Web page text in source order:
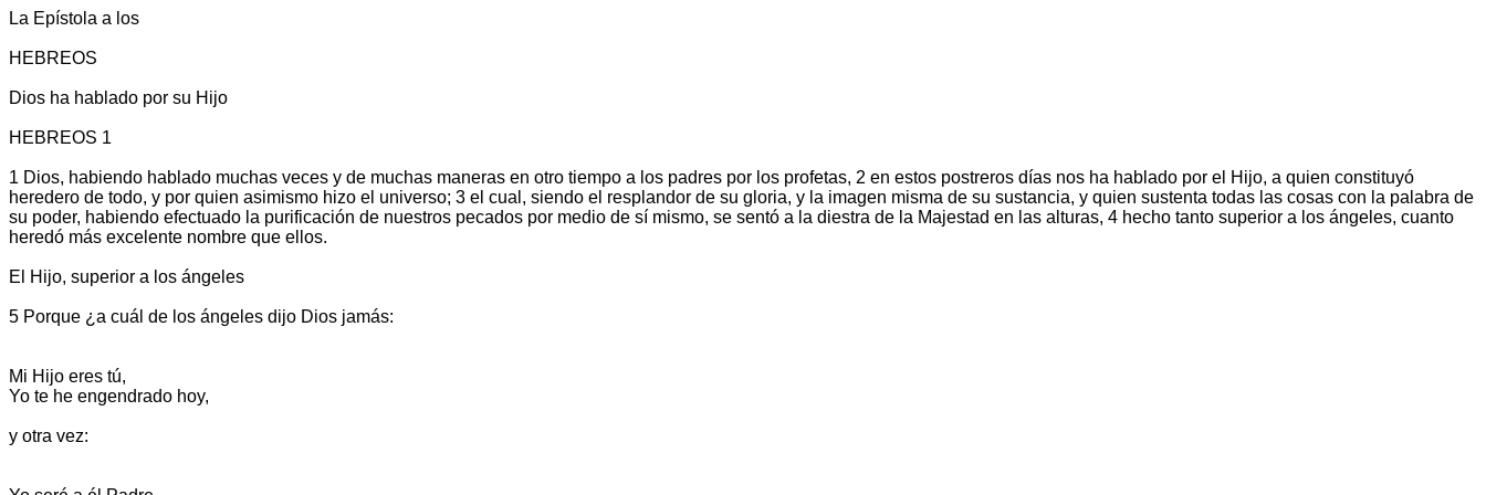
La Epístola a los
HEBREOS
Dios ha hablado por su Hijo
HEBREOS 1
1 Dios, habiendo hablado muchas veces y de muchas maneras en otro tiempo a los padres por los profetas, 2 en estos postreros días nos ha hablado por el Hijo, a quien constituyó
heredero de todo, y por quien asimismo hizo el universo; 3 el cual, siendo el resplandor de su gloria, y la imagen misma de su sustancia, y quien sustenta todas las cosas con la palabra de
su poder, habiendo efectuado la purificación de nuestros pecados por medio de sí mismo, se sentó a la diestra de la Majestad en las alturas, 4 hecho tanto superior a los ángeles, cuanto
heredó más excelente nombre que ellos.
El Hijo, superior a los ángeles
5 Porque ¿a cuál de los ángeles dijo Dios jamás:
Mi Hijo eres tú,
Yo te he engendrado hoy,
y otra vez: